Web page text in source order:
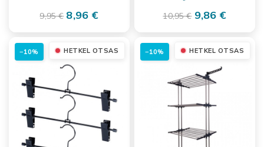
9,95 € 8,96 € 10,95 € 9,86 €
HETKEL OTSAS
−10% HETKEL OTSAS
−10%